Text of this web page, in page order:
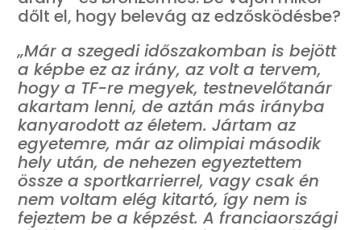
dőlt el, hogy belevág az edzősködésbe?
„Már a szegedi időszakomban is bejött
a képbe ez az irány, az volt a tervem,
hogy a TF-re megyek, testnevelőtanár
akartam lenni, de aztán más irányba
kanyarodott az életem. Jártam az
egyetemre, már az olimpiai második
hely után, de nehezen egyeztettem
össze a sportkarrierrel, vagy csak én
nem voltam elég kitartó, így nem is
fejeztem be a képzést. A franciaországi